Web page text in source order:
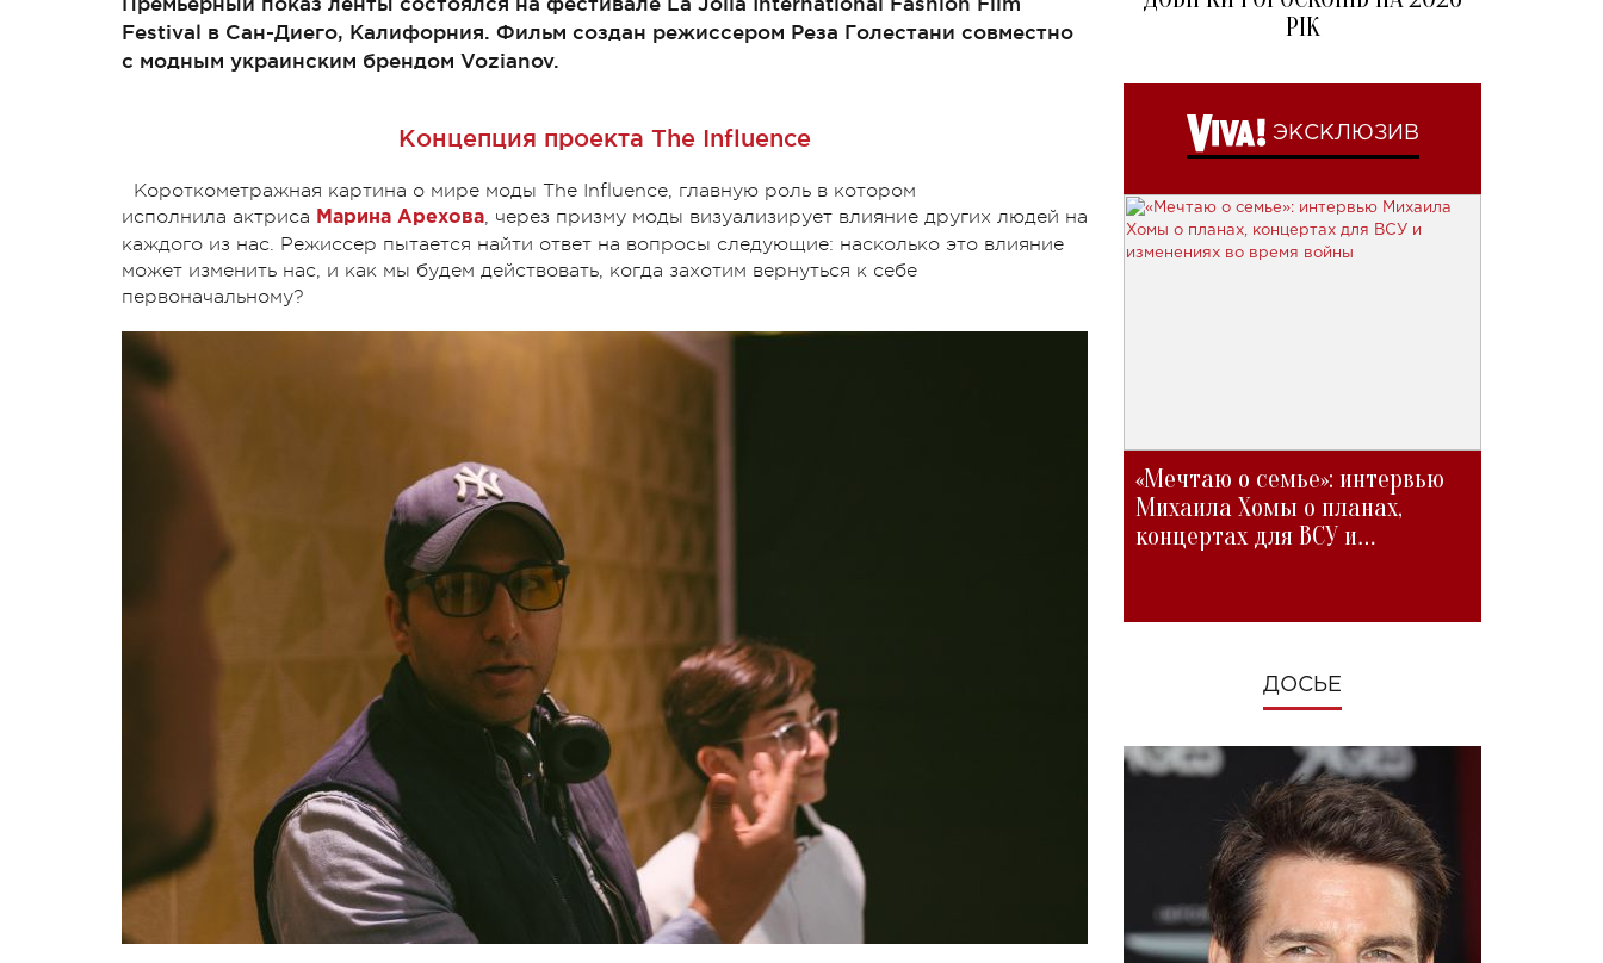
Festival в Сан-Диего, Калифорния. Фильм создан режиссером Реза Голестани совместно
с модным украинским брендом Vozianov.
Концепция проекта The Influence
Короткометражная картина о мире моды The Influence, главную роль в котором
исполнила актриса Марина Арехова, через призму моды визуализирует влияние других людей на
каждого из нас. Режиссер пытается найти ответ на вопросы следующие: насколько это влияние
может изменить нас, и как мы будем действовать, когда захотим вернуться к себе
первоначальному?
РІК
ЭКСКЛЮЗИВ
«Мечтаю о семье»: интервью
Михаила Хомы о планах,
концертах для ВСУ и
ДОСЬЕ